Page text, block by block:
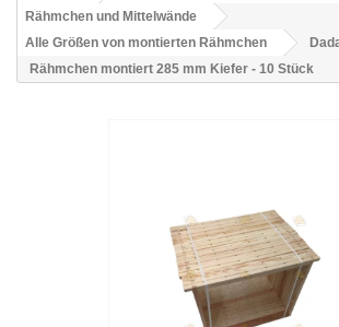
Rähmchen und Mittelwände
Alle Größen von montierten Rähmchen
Rähmchen montiert 285 mm Kiefer - 10 Stück